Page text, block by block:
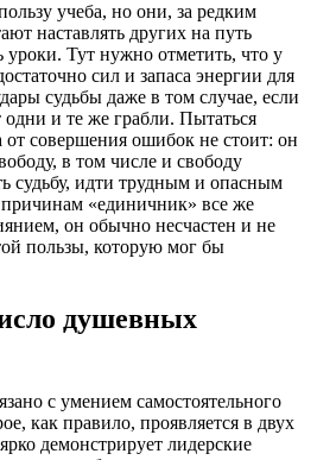
учеба, но они, за редким
наставлять других на путь
уроки. Тут нужно отметить, что у
сил и запаса энергии для
судьбы даже в том случае, если
одни и те же грабли. Пытаться
от совершения ошибок не стоит: он
в том числе и свободу
судьбу, идти трудным и опасным
«единичник» все же
он обычно несчастен и не
пользы, которую мог бы
душевных
с умением самостоятельного
как правило, проявляется в двух
демонстрирует лидерские